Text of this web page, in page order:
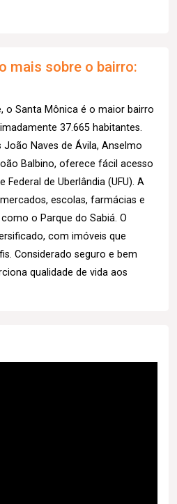
mais sobre o bairro:
o Santa Mônica é o maior bairro
37.665 habitantes.
João Naves de Ávila, Anselmo
Balbino, oferece fácil acesso
Federal de Uberlândia (UFU). A
escolas, farmácias e
o Parque do Sabiá. O
com imóveis que
Considerado seguro e bem
qualidade de vida aos